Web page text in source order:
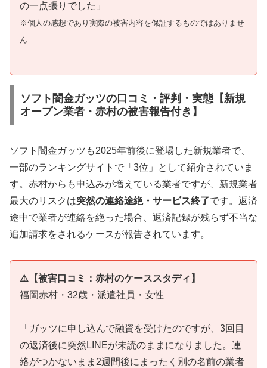
の一点張りでした」
※個人の感想であり実際の被害内容を保証するものではありませ
ん
ソフト闇金ガッツの口コミ・評判・実態【新規
オープン業者・赤村の被害報告付き】
ソフト闇金ガッツも2025年前後に登場した新規業者で、
一部のランキングサイトで「3位」として紹介されていま
す。赤村からも申込みが増えている業者ですが、新規業者
最大のリスクは突然の連絡途絶・サービス終了です。返済
途中で業者が連絡を絶った場合、返済記録が残らず不当な
追加請求をされるケースが報告されています。
⚠️【被害口コミ：赤村のケーススタディ】
福岡赤村・32歳・派遣社員・女性
「ガッツに申し込んで融資を受けたのですが、3回目
の返済後に突然LINEが未読のままになりました。連
絡がつかないまま2週間後にまったく別の名前の業者